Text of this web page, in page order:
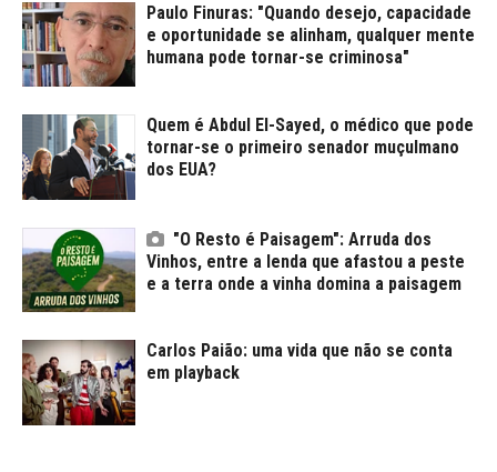
Paulo Finuras: "Quando desejo, capacidade
e oportunidade se alinham, qualquer mente
humana pode tornar-se criminosa"
Quem é Abdul El-Sayed, o médico que pode
tornar-se o primeiro senador muçulmano
dos EUA?
"O Resto é Paisagem": Arruda dos
Vinhos, entre a lenda que afastou a peste
e a terra onde a vinha domina a paisagem
Carlos Paião: uma vida que não se conta
em playback